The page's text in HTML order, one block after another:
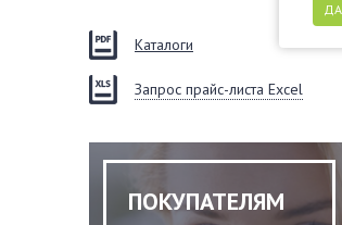
Каталоги
Запрос прайс-листа Excel
ПОКУПАТЕЛЯМ